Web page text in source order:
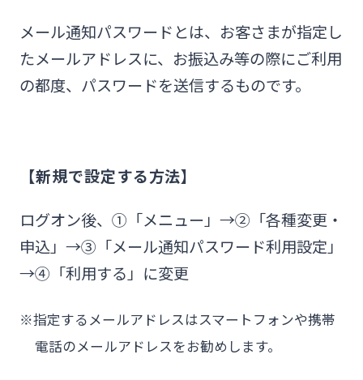
メール通知パスワードとは、お客さまが指定し
たメールアドレスに、お振込み等の際にご利用
の都度、パスワードを送信するものです。
【新規で設定する方法】
ログオン後、①「メニュー」→②「各種変更・
申込」→③「メール通知パスワード利用設定」
→④「利用する」に変更
※指定するメールアドレスはスマートフォンや携帯
電話のメールアドレスをお勧めします。